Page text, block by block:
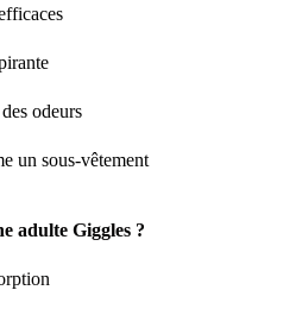
odeurs
un sous-vêtement
adulte Giggles ?